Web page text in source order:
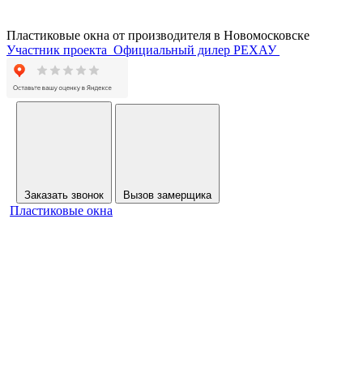
Пластиковые окна от производителя в Новомосковске
Участник проекта Официальный дилер РЕХАУ
Заказать звонок Вызов замерщика
Пластиковые окна